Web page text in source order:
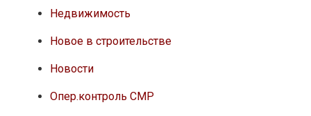
Недвижимость
Новое в строительстве
Новости
Опер.контроль СМР